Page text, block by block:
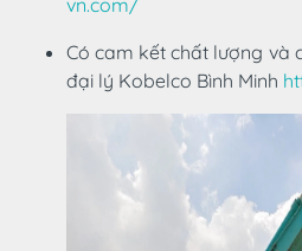
vn.com/
Có cam kết chất lượng và
đại lý Kobelco Bình Minh